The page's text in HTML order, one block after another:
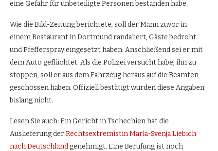
eine Gefahr für unbeteiligte Personen bestanden habe.
Wie die Bild-Zeitung berichtete, soll der Mann zuvor in
einem Restaurant in Dortmund randaliert, Gäste bedroht
und Pfefferspray eingesetzt haben. Anschließend sei er mit
dem Auto geflüchtet. Als die Polizei versucht habe, ihn zu
stoppen, soll er aus dem Fahrzeug heraus auf die Beamten
geschossen haben. Offiziell bestätigt wurden diese Angaben
bislang nicht.
Lesen Sie auch: Ein Gericht in Tschechien hat die
Auslieferung derRechtsextremistin Marla-Svenja Liebich
nach Deutschlandgenehmigt. Eine Berufung ist noch